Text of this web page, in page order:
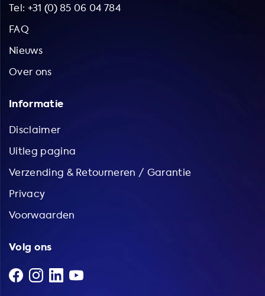
Tel: +31 (0) 85 06 04 784
FAQ
Nieuws
Over ons
Informatie
Disclaimer
Uitleg pagina
Verzending & Retourneren / Garantie
Privacy
Voorwaarden
Volg ons